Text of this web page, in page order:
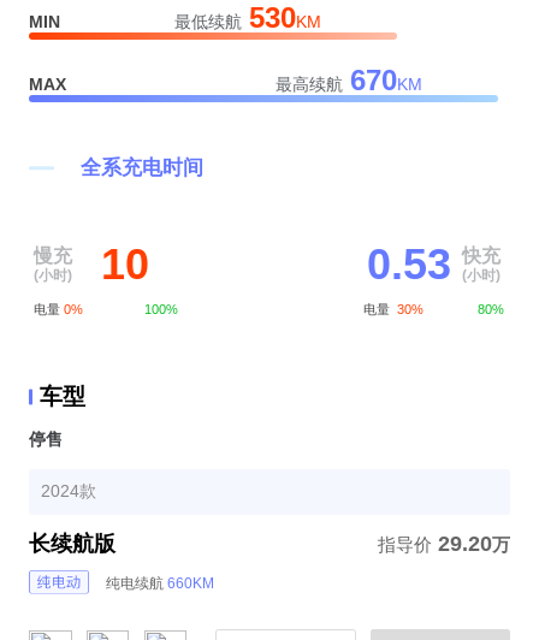
MIN 最低续航 530KM
MAX 最高续航 670KM
全系充电时间
慢充
(小时) 10
电量 0% 100%
0.53 快充
(小时)
电量 30% 80%
车型
停售
2024款
长续航版
纯电续航660KM
指导价 29.20万